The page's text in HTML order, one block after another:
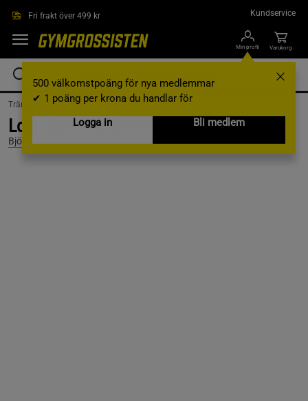
Fri frakt över 499 kr Kundservice
Min profil
500 välkomstpoäng för nya medlemmar
✔ 1 poäng per krona du handlar för
Logga in
Bli medlem
Varukorg
Träningskläder / Träningskläder Dam /Sport-BH
Logo Soft Top, Brilliant White, L
Björn Borg